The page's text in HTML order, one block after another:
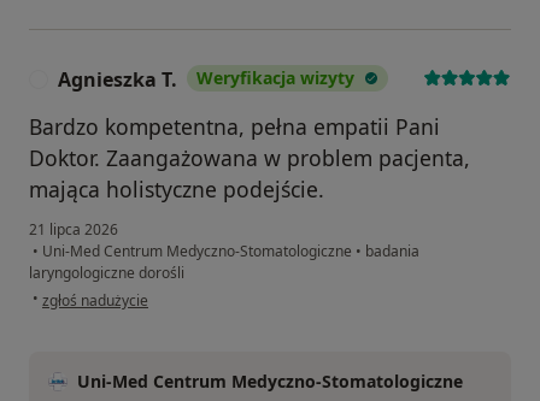
Agnieszka T. Weryfikacja wizyty
Bardzo kompetentna, pełna empatii Pani
Doktor. Zaangażowana w problem pacjenta,
mająca holistyczne podejście.
21 lipca 2026
• Uni-Med Centrum Medyczno-Stomatologiczne • badania
laryngologiczne dorośli
• w opinii użytkownika Agnieszka T.
zgłoś nadużycie
Uni-Med Centrum Medyczno-Stomatologiczne